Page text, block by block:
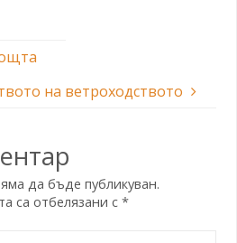
на ветроходството
да бъде публикуван.
са отбелязани с*